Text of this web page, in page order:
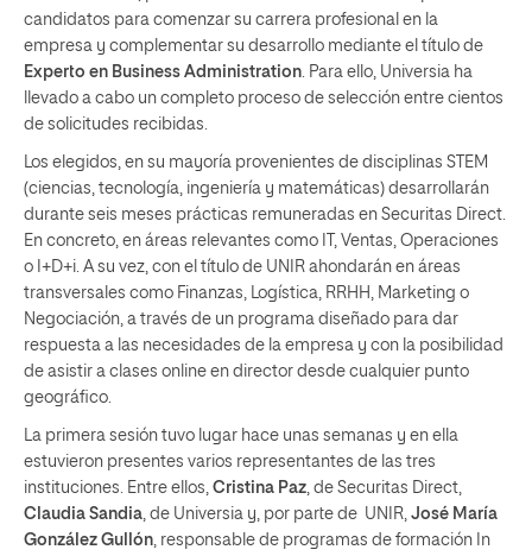
candidatos para comenzar su carrera profesional en la
empresa y complementar su desarrollo mediante el título de
Experto en Business Administration . Para ello, Universia ha
llevado a cabo un completo proceso de selección entre cientos
de solicitudes recibidas.
Los elegidos, en su mayoría provenientes de disciplinas STEM
(ciencias, tecnología, ingeniería y matemáticas) desarrollarán
durante seis meses prácticas remuneradas en Securitas Direct.
En concreto, en áreas relevantes como IT, Ventas, Operaciones
o I+D+i. A su vez, con el título de UNIR ahondarán en áreas
transversales como Finanzas, Logística, RRHH, Marketing o
Negociación, a través de un programa diseñado para dar
respuesta a las necesidades de la empresa y con la posibilidad
de asistir a clases online en director desde cualquier punto
geográfico.
La primera sesión tuvo lugar hace unas semanas y en ella
estuvieron presentes varios representantes de las tres
instituciones. Entre ellos, Cristina Paz , de Securitas Direct,
Claudia Sandia , de Universia y, por parte de UNIR, José María
González Gullón , responsable de programas de formación In